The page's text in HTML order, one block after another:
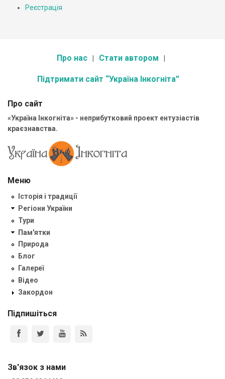
Реєстрація
Про нас Стати автором
Підтримати сайт “Україна Інкогніта”
Про сайт
«Україна Інкогніта» - неприбутковий проект ентузіастів
краєзнавства.
Меню
Історія і традиції
Регіони України
Тури
Пам'ятки
Природа
Блог
Галереї
Відео
Закордон
Підпишіться
Зв'язок з нами